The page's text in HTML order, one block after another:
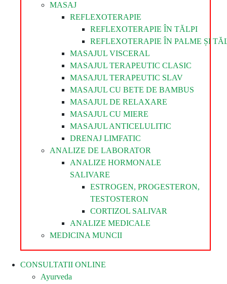
MASAJ
REFLEXOTERAPIE
REFLEXOTERAPIE ÎN TĂLPI
REFLEXOTERAPIE ÎN PALME ȘI
MASAJUL VISCERAL
MASAJUL TERAPEUTIC CLASIC
MASAJUL TERAPEUTIC SLAV
MASAJUL CU BETE DE BAMBUS
MASAJUL DE RELAXARE
MASAJUL CU MIERE
MASAJUL ANTICELULITIC
DRENAJ LIMFATIC
ANALIZE DE LABORATOR
ANALIZE HORMONALE
SALIVARE
ESTROGEN, PROGESTERON,
TESTOSTERON
CORTIZOL SALIVAR
ANALIZE MEDICALE
MEDICINA MUNCII
CONSULTATII ONLINE
Ayurveda